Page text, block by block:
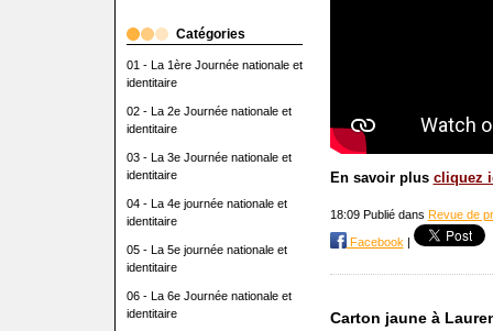
Catégories
01 - La 1ère Journée nationale et
identitaire
02 - La 2e Journée nationale et
identitaire
03 - La 3e Journée nationale et
identitaire
04 - La 4e journée nationale et
identitaire
05 - La 5e journée nationale et
identitaire
06 - La 6e Journée nationale et
identitaire
En savoir plus cliquez
18:09 Publié dans Revue de
Facebook|
Carton jaune à